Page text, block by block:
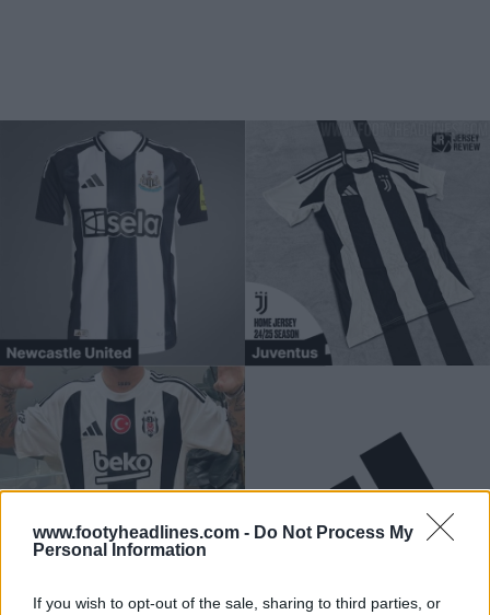
www.footyheadlines.com - Do Not Process My
Personal Information
If you wish to opt-out of the sale, sharing to third parties, or